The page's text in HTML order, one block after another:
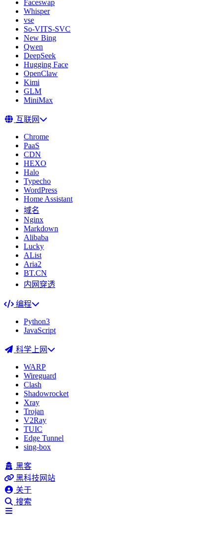
Faceswap
Whisper
vse
So-VITS-SVC
New Bing
Qwen
DeepSeek
Hugging Face
OpenClaw
Kimi
GLM
MiniMax
互联网
Chrome
PaaS
CDN
HEXO
Halo
Typecho
WordPress
Home Assistant
域名
Nginx
Markdown
Alibaba
Lucky
AList
Aria2
BT.CN
内网穿透
编程
Python3
JavaScript
科学上网
WARP
Wireguard
Clash
Shadowrocket
Xray
Trojan
V2Ray
TUIC
Edge Tunnel
sing-box
黑客
黑科技网站
关于
搜索